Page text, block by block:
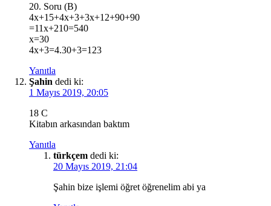
20. Soru (B)
4x+15+4x+3+3x+12+90+90
=11x+210=540
x=30
4x+3=4.30+3=123
Yanıtla
Şahin dedi ki:
1 Mayıs 2019, 20:05
18 C
Kitabın arkasından baktım
Yanıtla
türkçem dedi ki:
20 Mayıs 2019, 21:04
Şahin bize işlemi öğret öğrenelim abi ya